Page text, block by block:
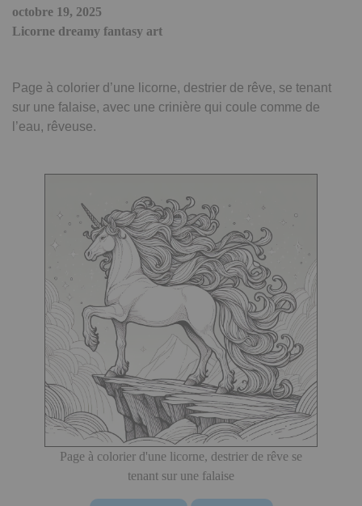
octobre 19, 2025
Licorne dreamy fantasy art
Page à colorier d’une licorne, destrier de rêve, se tenant
sur une falaise, avec une crinière qui coule comme de
l’eau, rêveuse.
Page à colorier d'une licorne, destrier de rêve se
tenant sur une falaise